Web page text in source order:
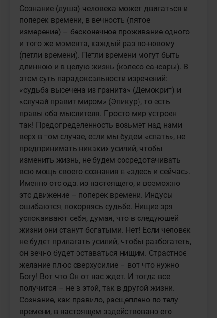
Сознание (душа) человека может двигаться и
поперек времени, в вечность (пятое
измерение) – бесконечное проживание одного
и того же момента, каждый раз по-новому
(петли времени). Петли времени могут быть
длинною и в целую жизнь (колесо сансары). В
этом суть парадоксальности изречений:
«судьба высечена из гранита» (Демокрит) и
«случай правит миром» (Эпикур), то есть
правы оба мыслителя. Просто мир устроен
так! Предопределенность возьмет над нами
верх в том случае, если мы будем «спать», не
предпринимать никаких усилий, чтобы
изменить жизнь, не будем сосредотачивать
всю мощь своего сознания в «здесь и сейчас».
Именно отсюда, из настоящего, и возможно
это движение – поперек времени. Индусы
ошибаются, покоряясь судьбе. Нищие зря
успокаивают себя, думая, что в следующей
жизни они станут богатыми. Нет! Если человек
не будет прилагать усилий, чтобы разбогатеть,
он вечно будет оставаться нищим. Страстное
желание плюс сверхусилие – вот что нужно
Богу! Вот что Он от нас ждет. И тогда все
получится – не в этой, так в другой жизни.
Сознание, как правило, расщеплено по телу
времени, в настоящем задействовано его